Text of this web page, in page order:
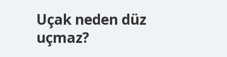
Uçak neden düz
uçmaz?